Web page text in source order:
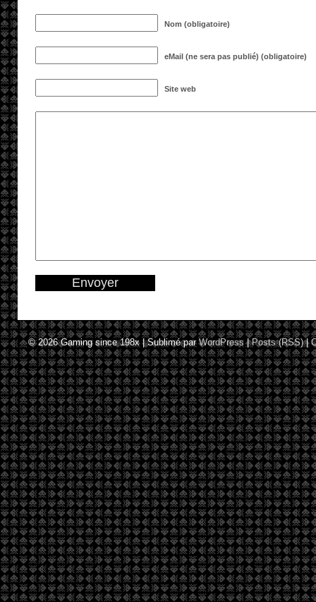
Nom (obligatoire)
eMail (ne sera pas publié) (obligatoire)
Site web
© 2026Gaming since 198x|Sublimé parWordPress |Posts (RSS)|